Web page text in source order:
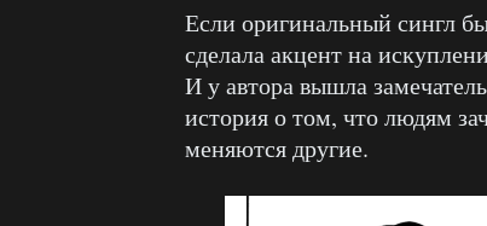
Если оригинальный сингл
сделала акцент на
И у автора вышла
история о том, что людям
меняются другие.